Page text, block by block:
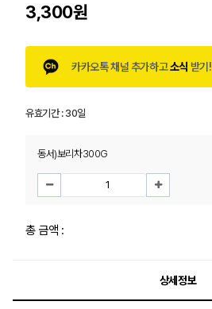
3,300원
카카오톡 채널 추가하고소식 받기!
유효기간 :30일
동서)보리차300G
총 금액 :
상세정보